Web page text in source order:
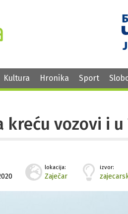
Kultura Hronika Sport
kreću vozovi i
lokacija:
Zaječar
izvor: